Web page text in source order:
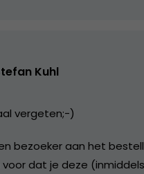
Kuhl
vergeten;-)
bezoeker aan het
voor dat je deze